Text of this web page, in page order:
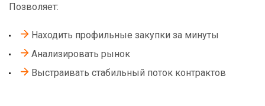
Позволяет:
Находить профильные закупки за минуты
Анализировать рынок
Выстраивать стабильный поток контрактов